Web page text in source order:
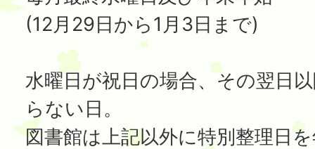
(12月29日から1月3日まで)
水曜日が祝日の場合、その翌日
らない日。
図書館は上記以外に特別整理日